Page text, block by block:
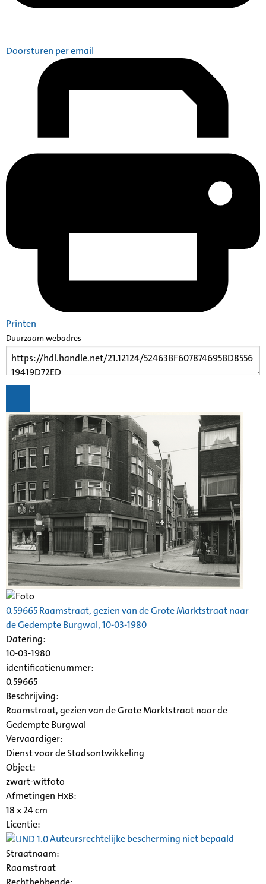
Doorsturen per email
Printen
Duurzaam webadres
0.59665 Raamstraat, gezien van de Grote Marktstraat naar
deGedempteBurgwal, 10-03-1980
Datering:
10-03-1980
identificatienummer:
0.59665
Beschrijving:
Raamstraat, gezien van de Grote Marktstraat naar de
GedempteBurgwal
Vervaardiger:
Dienst voor de Stadsontwikkeling
Object:
zwart-witfoto
Afmetingen HxB:
18 x 24 cm
Licentie:
Auteursrechtelijke bescherming niet bepaald
Straatnaam:
Raamstraat